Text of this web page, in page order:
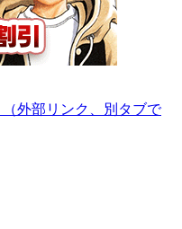
（外部リンク、別タブで